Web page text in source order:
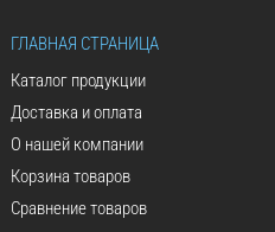
ГЛАВНАЯ СТРАНИЦА
Каталог продукции
Доставка и оплата
О нашей компании
Корзина товаров
Сравнение товаров